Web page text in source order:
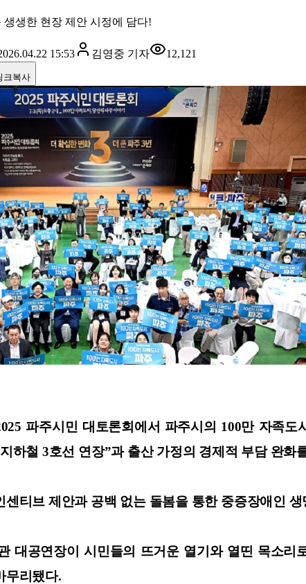
생생한 현장 제안 시정에 담다!
15:53 김영중 기자 12,121
크복사
파주시민 대토론회에서 파주시의 100만 자족
하철 3호선 연장”과 출산 가정의 경제적 부담 완화
센티브 제안과 공백 없는 돌봄을 통한 중증장애인
대공연장이 시민들의 뜨거운 열기와 열띤 목소리
무리됐다.